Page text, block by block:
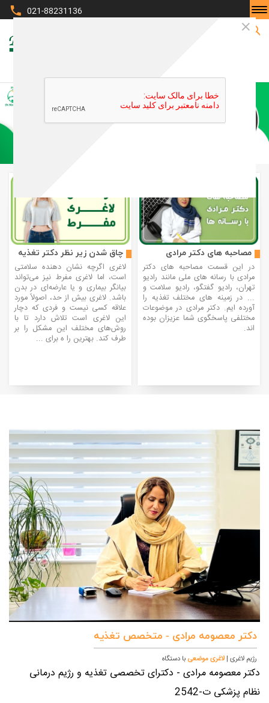
021-88231136
چاق شدن زیر نظر دکتر تغذیه
لاغری اگرچه نشان دهنده سلامتی
است، اما لاغری مفرط نیز می‌تواند
بیانگر بیماری و یا عارضه‌ای در بدن
باشد. لاغری بیش از حد، اصولاً مورد
علاقه کسی نیست و فردی که دچار
این لاغری است تلاش دارد تا با
روش‌های مختلف این مشکل را بر
طرف کند. بهترین را ه برای ...
مصاحبه های دکتر مرادی
در این قسمت مصاحبه های دکتر
مرادی با رسانه های ملی مانند رادیو
تهران، رادیو گفتگو، رادیو سلامت و
... در زمینه های مختلف تغذیه را
آورده ایم. دکتر مرادی در موضوعات
مختلفی پاسخگوی شما عزیزان بوده
اند.
دکتر معصومه مرادی - متخصص تغذیه
رژیم لاغری |لاغری موضعی با دستگاه
دکتر معصومه مرادی - دکترای تخصصی تغذیه و رژیم درمانی
نظام پزشکی ت-2542